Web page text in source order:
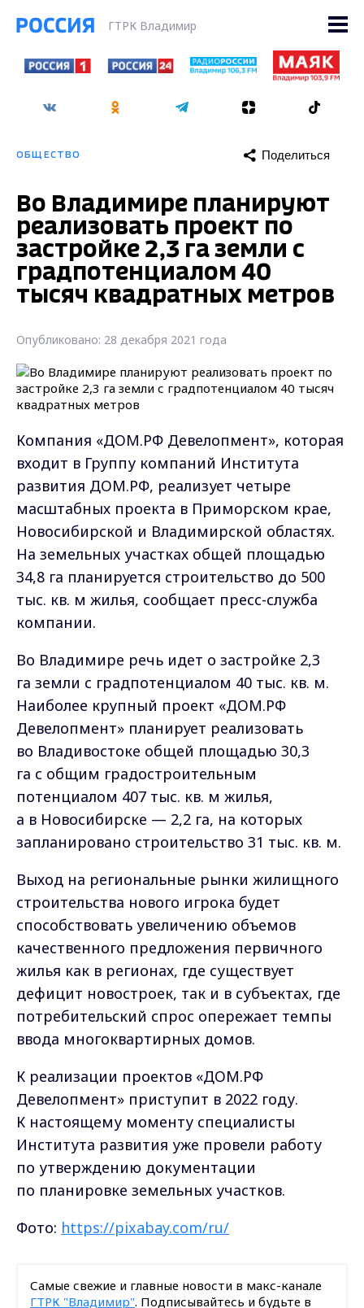
ГТРК Владимир
ОБЩЕСТВО Поделиться
Во Владимире планируют
реализовать проект по
застройке 2,3 га земли с
градпотенциалом 40
тысяч квадратных метров
Опубликовано: 28 декабря 2021 года
Компания «ДОМ.РФ Девелопмент», которая
входит в Группу компаний Института
развития ДОМ.РФ, реализует четыре
масштабных проекта в Приморском крае,
Новосибирской и Владимирской областях.
На земельных участках общей площадью
34,8 га планируется строительство до 500
тыс. кв. м жилья, сообщает пресс-служба
компании.
Во Владимире речь идет о застройке 2,3
га земли с градпотенциалом 40 тыс. кв. м.
Наиболее крупный проект «ДОМ.РФ
Девелопмент» планирует реализовать
во Владивостоке общей площадью 30,3
га с общим градостроительным
потенциалом 407 тыс. кв. м жилья,
а в Новосибирске — 2,2 га, на которых
запланировано строительство 31 тыс. кв. м.
Выход на региональные рынки жилищного
строительства нового игрока будет
способствовать увеличению объемов
качественного предложения первичного
жилья как в регионах, где существует
дефицит новостроек, так и в субъектах, где
потребительский спрос опережает темпы
ввода многоквартирных домов.
К реализации проектов «ДОМ.РФ
Девелопмент» приступит в 2022 году.
К настоящему моменту специалисты
Института развития уже провели работу
по утверждению документации
по планировке земельных участков.
Фото: https://pixabay.com/ru/
Самые свежие и главные новости в макс-канале
ГТРК "Владимир". Подписывайтесь и будьте в